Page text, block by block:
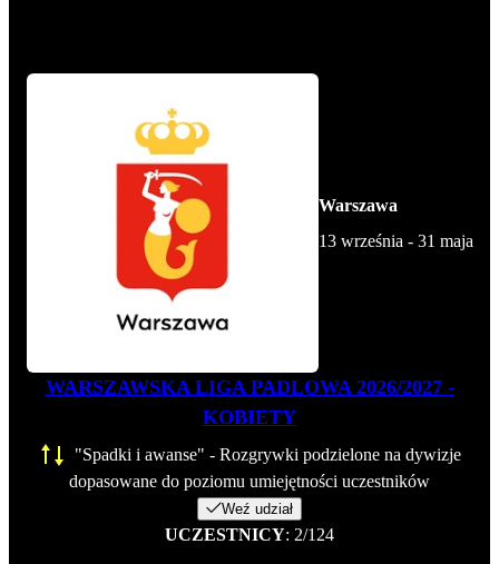
Warszawa
13 września - 31 maja
WARSZAWSKA LIGA PADLOWA 2026/2027 -
KOBIETY
"Spadki i awanse" - Rozgrywki podzielone na dywizje
dopasowane do poziomu umiejętności uczestników
Weź udział
UCZESTNICY: 2/124